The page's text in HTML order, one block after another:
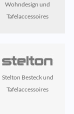
Wohndesign und
Tafelaccessoires
Stelton Besteck und
Tafelaccessoires